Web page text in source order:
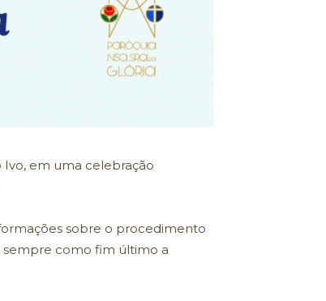
Ivo, em uma celebração
sobre o procedimento
sempre como fim último a